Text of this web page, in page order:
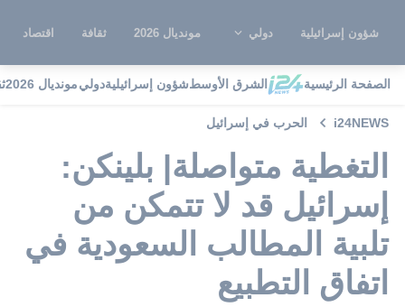
شؤون إسرائيلية دولي مونديال 2026 ثقافة اقتصاد
الصفحة الرئيسية الشرق الأوسطشؤون إسرائيليةدوليمونديال 2026
i24NEWS الحرب في إسرائيل
التغطية متواصلة| بلينكن:
إسرائيل قد لا تتمكن من
تلبية المطالب السعودية في
اتفاق التطبيع